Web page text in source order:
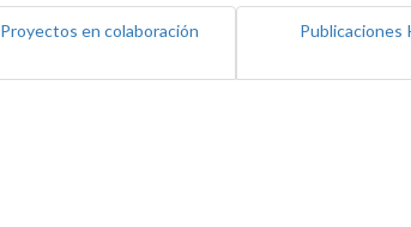
Proyectos en colaboración Publicaciones